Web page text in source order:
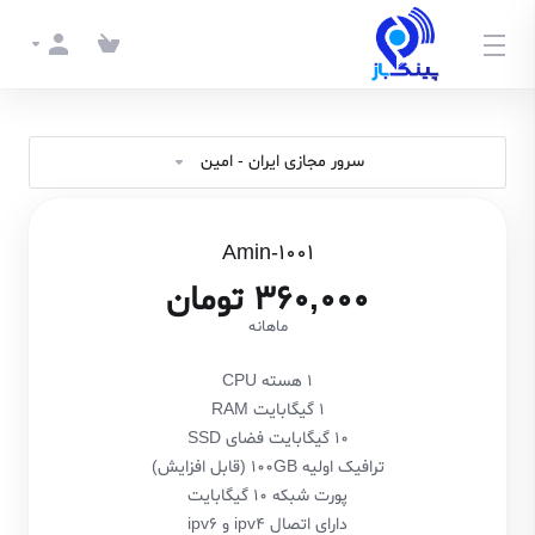
سرور مجازی ایران - امین
Amin-1001
360,000 تومان
ماهانه
1 هسته CPU
1 گیگابایت RAM
10 گیگابایت فضای SSD
ترافیک اولیه 100GB (قابل افزایش)
پورت شبکه 10 گیگابایت
دارای اتصال ipv4 و ipv6